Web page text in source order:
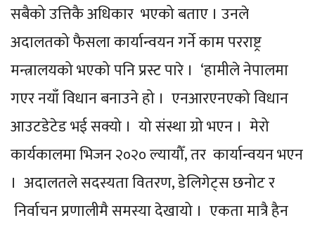
सबैको उत्तिकै अधिकार भएको बताए । उनले
अदालतको फैसला कार्यान्वयन गर्ने काम परराष्ट्र
मन्त्रालयको भएको पनि प्रस्ट पारे । ‘हामीले नेपालमा
गएर नयाँ विधान बनाउने हो । एनआरएनएको विधान
आउटडेटेड भई सक्यो । यो संस्था ग्रो भएन । मेरो
कार्यकालमा भिजन २०२० ल्यायौँ, तर कार्यान्वयन भएन
। अदालतले सदस्यता वितरण, डेलिगेट्स छनोट र
निर्वाचन प्रणालीमै समस्या देखायो । एकता मात्रै हैन